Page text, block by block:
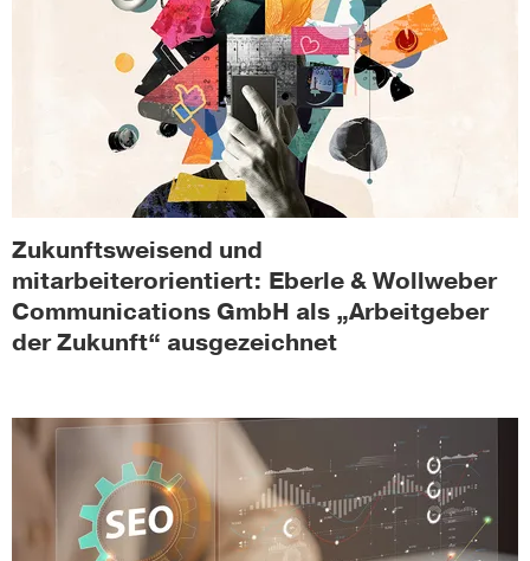
Zukunftsweisend und
mitarbeiterorientiert: Eberle & Wollweber
Communications GmbH als „Arbeitgeber
der Zukunft“ ausgezeichnet